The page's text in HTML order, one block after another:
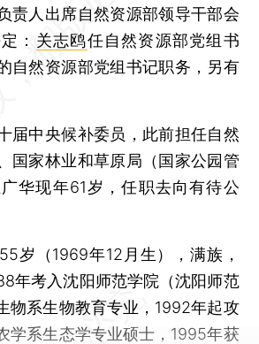
责人出席自然资源部领导干部会
： 关志鸥任自然资源部党组书
自然资源部党组书记职务，另有
中央候补委员，此前担任自然
国家林业和草原局（国家公园管
华现年61岁，任职去向有待公
（1969年12月生），满族，
年考入沈阳师范学院（沈阳师范
物系生物教育专业，1992年起攻
学系生态学专业硕士，1995年获